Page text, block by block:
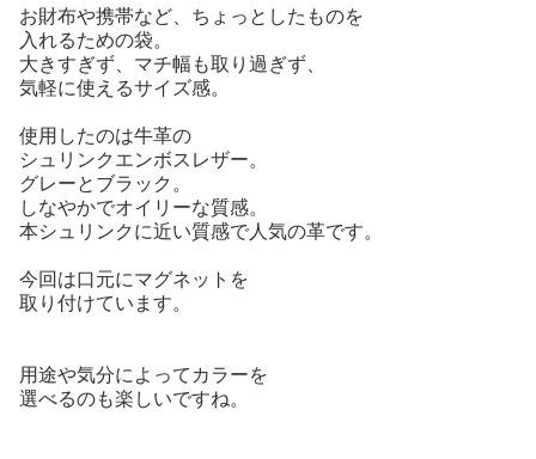
お財布や携帯など、ちょっとしたものを
入れるための袋。
大きすぎず、マチ幅も取り過ぎず、
気軽に使えるサイズ感。
使用したのは牛革の
シュリンクエンボスレザー。
グレーとブラック。
しなやかでオイリーな質感。
本シュリンクに近い質感で人気の革です。
今回は口元にマグネットを
取り付けています。
用途や気分によってカラーを
選べるのも楽しいですね。